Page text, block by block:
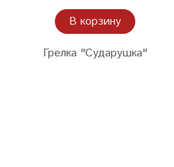
В корзину
Грелка "Сударушка"